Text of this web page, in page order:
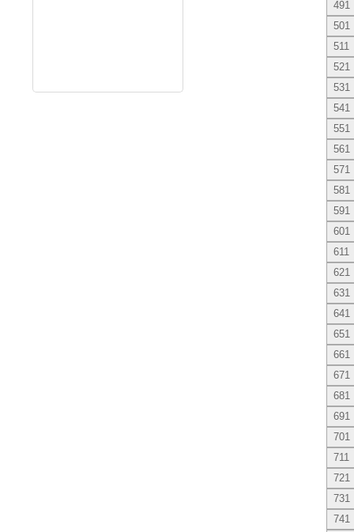
491
501
511
521
531
541
551
561
571
581
591
601
611
621
631
641
651
661
671
681
691
701
711
721
731
741